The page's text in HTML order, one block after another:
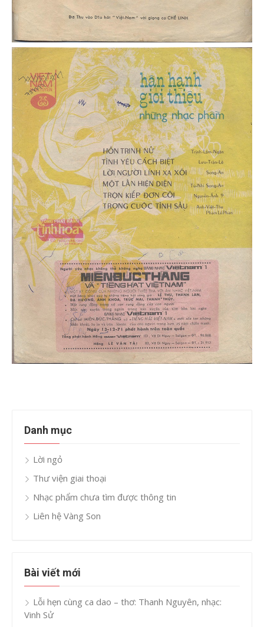
Danh mục
Lời ngỏ
Thư viện giai thoại
Nhạc phẩm chưa tìm được thông tin
Liên hệ Vàng Son
Bài viết mới
Lỗi hẹn cùng ca dao – thơ: Thanh Nguyên, nhạc:
Vinh Sử